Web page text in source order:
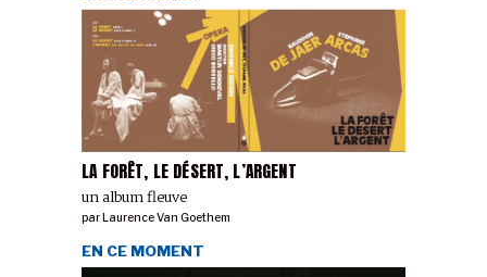
LA FORÊT, LE DÉSERT, L’ARGENT
un album fleuve
parLaurence Van Goethem
EN CE MOMENT